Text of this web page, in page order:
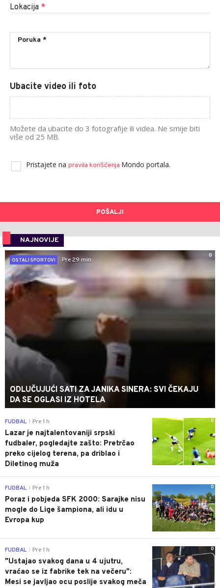
Lokacija *
Ubacite video ili foto
Možete da ubacite do 3 fotografije ili videa. Ne smije biti
više od 25 MB.
Pristajete na pravila korišćenja Mondo portala.
POŠALJI
NAJNOVIJE
0
OSTALI SPORTOVI
Pre 29 min
ODLUČUJUĆI SATI ZA JANIKA SINERA: SVI ČEKAJU
DA SE OGLASI IZ HOTELA
0
FUDBAL Pre 1 h
Lazar je najtalentovaniji srpski
fudbaler, pogledajte zašto: Pretrčao
preko cijelog terena, pa driblao i
Diletinog muža
0
FUDBAL Pre 1 h
Poraz i pobjeda SFK 2000: Sarajke nisu
mogle do Lige šampiona, ali idu u
Evropa kup
0
FUDBAL Pre 1 h
"Ustajao svakog dana u 4 ujutru,
vraćao se iz fabrike tek na večeru":
Mesi se javljao ocu poslije svakog meča